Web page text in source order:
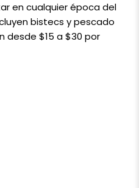
en cualquier época del
bistecs y pescado
desde $15 a $30 por